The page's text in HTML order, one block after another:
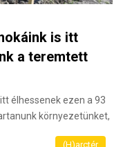
is itt
a teremtett
élhessenek ezen a 93
környezetünket,
(H)arctér